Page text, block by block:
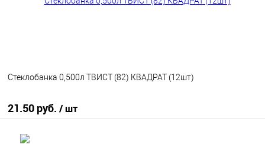
Стеклобанка 0,500л ТВИСТ (82) КВАДРАТ (12шт)
21.50 руб. / шт